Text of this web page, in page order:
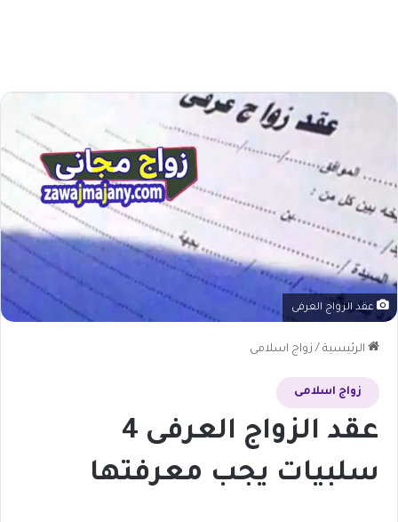
عقد الزواج العرفى
الرئيسية / زواج اسلامى
زواج اسلامى
عقد الزواج العرفى 4
سلبيات يجب معرفتها